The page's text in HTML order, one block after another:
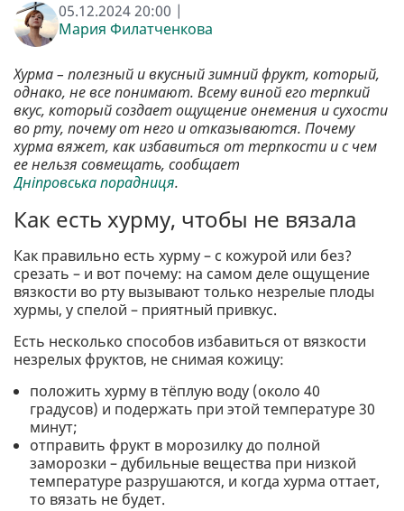
05.12.2024 20:00 |
Мария Филатченкова
Хурма – полезный и вкусный зимний фрукт, который,
однако, не все понимают. Всему виной его терпкий
вкус, который создает ощущение онемения и сухости
во рту, почему от него и отказываются. Почему
хурма вяжет, как избавиться от терпкости и с чем
ее нельзя совмещать, сообщает
Дніпровська порадниця.
Как есть хурму, чтобы не вязала
Как правильно есть хурму – с кожурой или без?
срезать – и вот почему: на самом деле ощущение
вязкости во рту вызывают только незрелые плоды
хурмы, у спелой – приятный привкус.
Есть несколько способов избавиться от вязкости
незрелых фруктов, не снимая кожицу:
положить хурму в тёплую воду (около 40
градусов) и подержать при этой температуре 30
минут;
отправить фрукт в морозилку до полной
заморозки – дубильные вещества при низкой
температуре разрушаются, и когда хурма оттает,
то вязать не будет.